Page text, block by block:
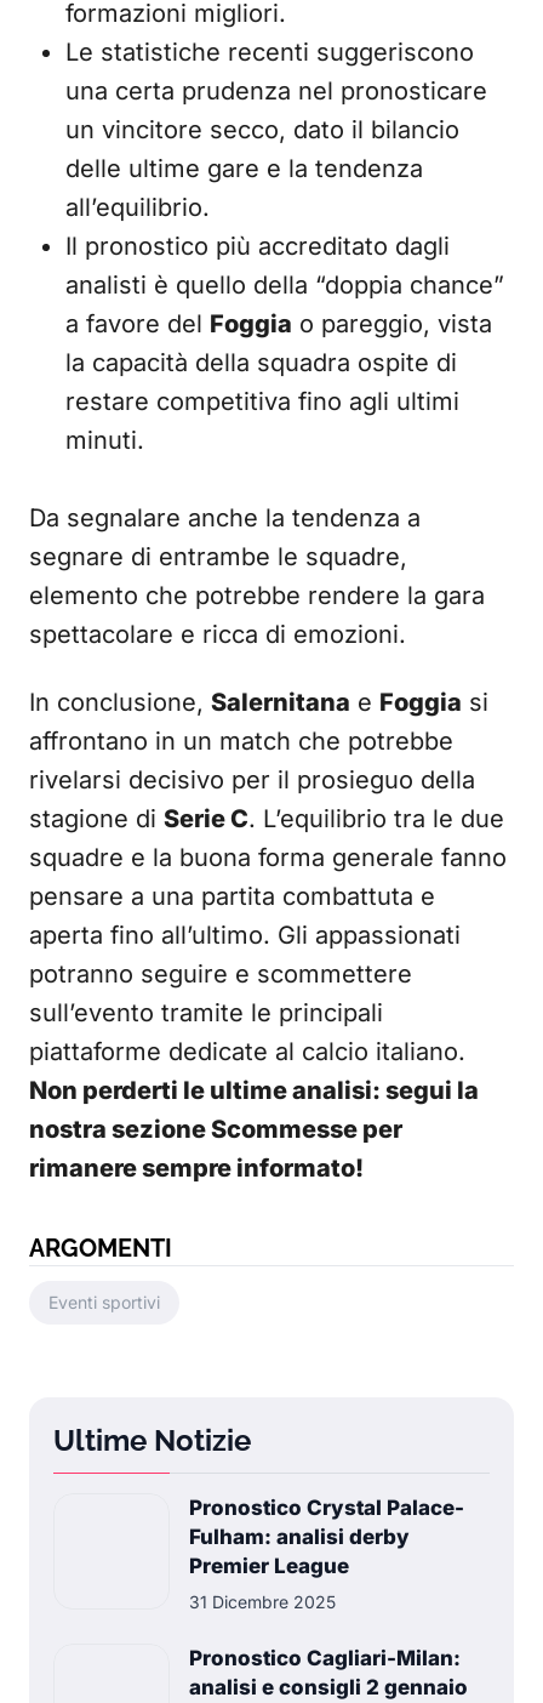
formazioni migliori.
Le statistiche recenti suggeriscono
una certa prudenza nel pronosticare
un vincitore secco, dato il bilancio
delle ultime gare e la tendenza
all’equilibrio.
Il pronostico più accreditato dagli
analisti è quello della “doppia chance”
a favore del Foggia o pareggio, vista
la capacità della squadra ospite di
restare competitiva fino agli ultimi
minuti.
Da segnalare anche la tendenza a
segnare di entrambe le squadre,
elemento che potrebbe rendere la gara
spettacolare e ricca di emozioni.
In conclusione, Salernitana e Foggia si
affrontano in un match che potrebbe
rivelarsi decisivo per il prosieguo della
stagione di Serie C. L’equilibrio tra le due
squadre e la buona forma generale fanno
pensare a una partita combattuta e
aperta fino all’ultimo. Gli appassionati
potranno seguire e scommettere
sull’evento tramite le principali
piattaforme dedicate al calcio italiano.
Non perderti le ultime analisi: segui la
nostra sezione Scommesse per
rimanere sempre informato!
ARGOMENTI
Eventi sportivi
Ultime Notizie
Pronostico Crystal Palace-
Fulham: analisi derby
Premier League
31 Dicembre 2025
Pronostico Cagliari-Milan:
analisi e consigli 2 gennaio